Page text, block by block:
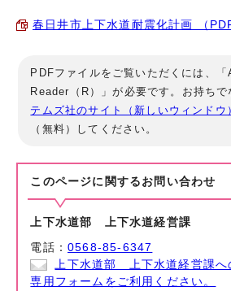
春日井市上下水道耐震化計画 （
PDFファイルをご覧いただくには、「
Reader（R）」が必要です。お持ちで
テムズ社のサイト（新しいウィンドウ
（無料）してください。
このページに関する お問い合わせ
上下水道部 上下水道経営課
電話：0568-85-6347
上下水道部 上下水道経営課へ
専用フォームをご利用ください。